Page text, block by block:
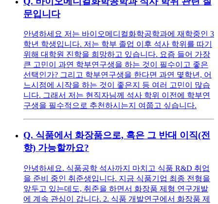
문입니다
안녕하세요 저는 바이오메디컬화학공학과에 재학중인 3
학년 학생입니다. 저는 학부 졸업 이후 석사 학위를 따기
위해 대학원 진학을 희망하고 있습니다. 요즘 들어 가장
큰 고민이 과연 학부연구생을 하는 것이 필수이고 좋은
선택인가? 그리고 학부연구생을 한다면 과연 몇학년, 어
느시점에 시작을 하는 것이 좋은지 등 여러 고민이 많습
니다. 그래서 저는 현직자님께 석사 학위 이전에 학부연
구생을 필수적으로 추천하시는지 여쭙고 싶습니다.
Q. 식품에서 화장품으로, 혹은 그 반대 이직(전
향) 가능할까요?
안녕하세요. 식품공학 석사까지 마치고 식품 R&D 취업
을 준비 중인 취준생입니다. 지금 식품기업 최종 전형을
앞두고 있는데도, 취준을 하면서 화장품 제형 연구개발
에 계속 관심이 갑니다. 2. 식품 개발연구에서 화장품 제